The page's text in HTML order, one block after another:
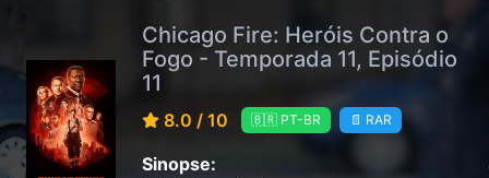
Chicago Fire: Heróis Contra o
Fogo - Temporada 11, Episódio
11
8.0 / 10 🇧🇷 PT-BR 📄 RAR
Sinopse: